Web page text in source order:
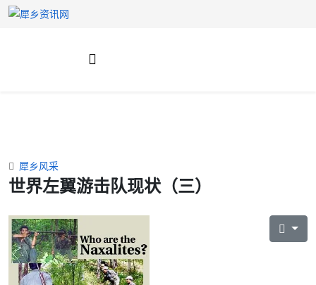
犀乡风采
世界左翼游击队现状（三）